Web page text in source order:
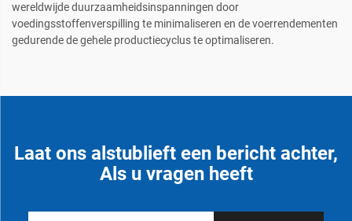
wereldwijde duurzaamheidsinspanningen door
voedingsstoffenverspilling te minimaliseren en de voerrendementen
gedurende de gehele productiecyclus te optimaliseren.
Laat ons alstublieft een bericht achter,
Als u vragen heeft